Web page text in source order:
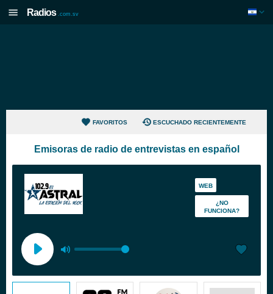
Radios .com.sv
FAVORITOS ESCUCHADO RECIENTEMENTE
Emisoras de radio de entrevistas en español
WEB
¿NO
FUNCIONA?